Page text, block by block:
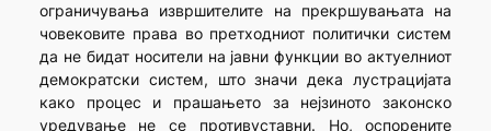
ограничувања извршителите на прекршувањата на
човековите права во претходниот политички систем
да не бидат носители на јавни функции во актуелниот
демократски систем, што значи дека лустрацијата
како процес и прашањето за нејзиното законско
уредување не се противуставни. Но, оспорените